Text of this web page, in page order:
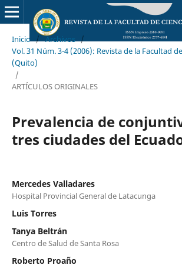
Inicio / Archivos /
Vol. 31 Núm. 3-4 (2006): Revista de la Facultad
(Quito)
/
ARTÍCULOS ORIGINALES
Prevalencia de
tres ciudades del
Mercedes Valladares
Hospital Provincial General de Latacunga
Luis Torres
Tanya Beltrán
Centro de Salud de Santa Rosa
Roberto Proaño